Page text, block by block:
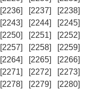
[2236] [2237]
[2238]
[2243] [2244]
[2245]
[2250] [2251]
[2252]
[2257] [2258]
[2259]
[2264] [2265]
[2266]
[2271] [2272]
[2273]
[2278] [2279]
[2280]